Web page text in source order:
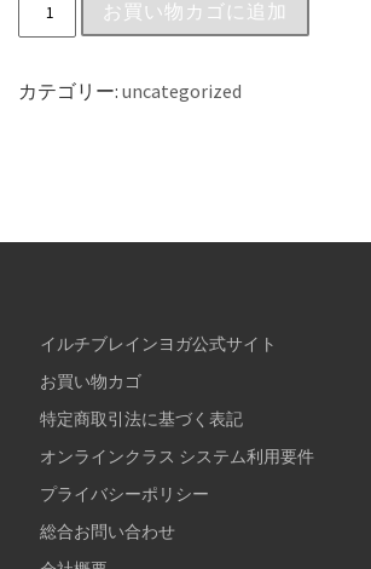
お買い物カゴに追加
カテゴリー: uncategorized
イルチブレインヨガ公式サイト
お買い物カゴ
特定商取引法に基づく表記
オンラインクラス システム利用要件
プライバシーポリシー
総合お問い合わせ